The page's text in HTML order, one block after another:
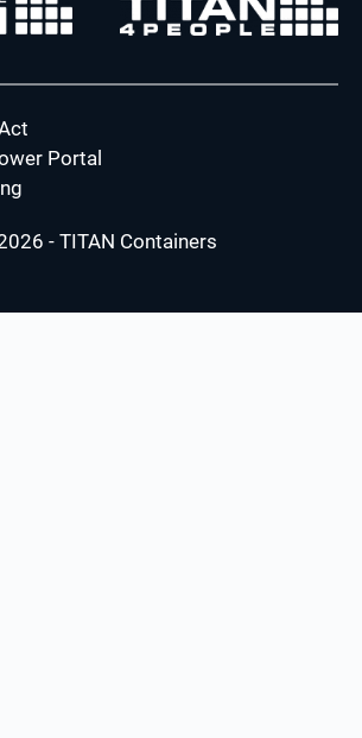
Portal
- TITAN Containers